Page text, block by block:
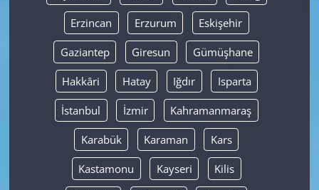
Erzincan Erzurum Eskişehir
Gaziantep Giresun Gümüşhane
Hakkâri Hatay Iğdır Isparta
İstanbul İzmir Kahramanmaraş
Karabük Karaman Kars
Kastamonu Kayseri Kilis